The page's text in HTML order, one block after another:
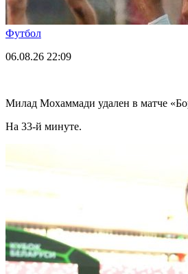
Футбол
06.08.26 22:09
Милад Мохаммади удален в матче
На 33-й минуте.